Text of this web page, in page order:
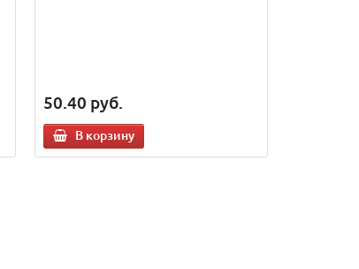
50.40 руб.
В корзину